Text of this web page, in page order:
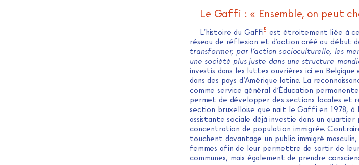
Le Gaffi : « Ensemble, on peut
L’histoire du Gaffi5 est étroitement liée à
réseau de réflexion et d’action créé au début
transformer, par l’action socioculturelle, les
une société plus juste dans une structure
investis dans les luttes ouvrières ici en
dans des pays d’Amérique latine. La
comme service général d’Éducation
permet de développer des sections locales et
section bruxelloise que nait le Gaffi en 1978, à
assistante sociale déjà investie dans un
concentration de population immigrée.
touchent davantage un public immigré
femmes afin de leur permettre de sortir de
communes, mais également de prendre